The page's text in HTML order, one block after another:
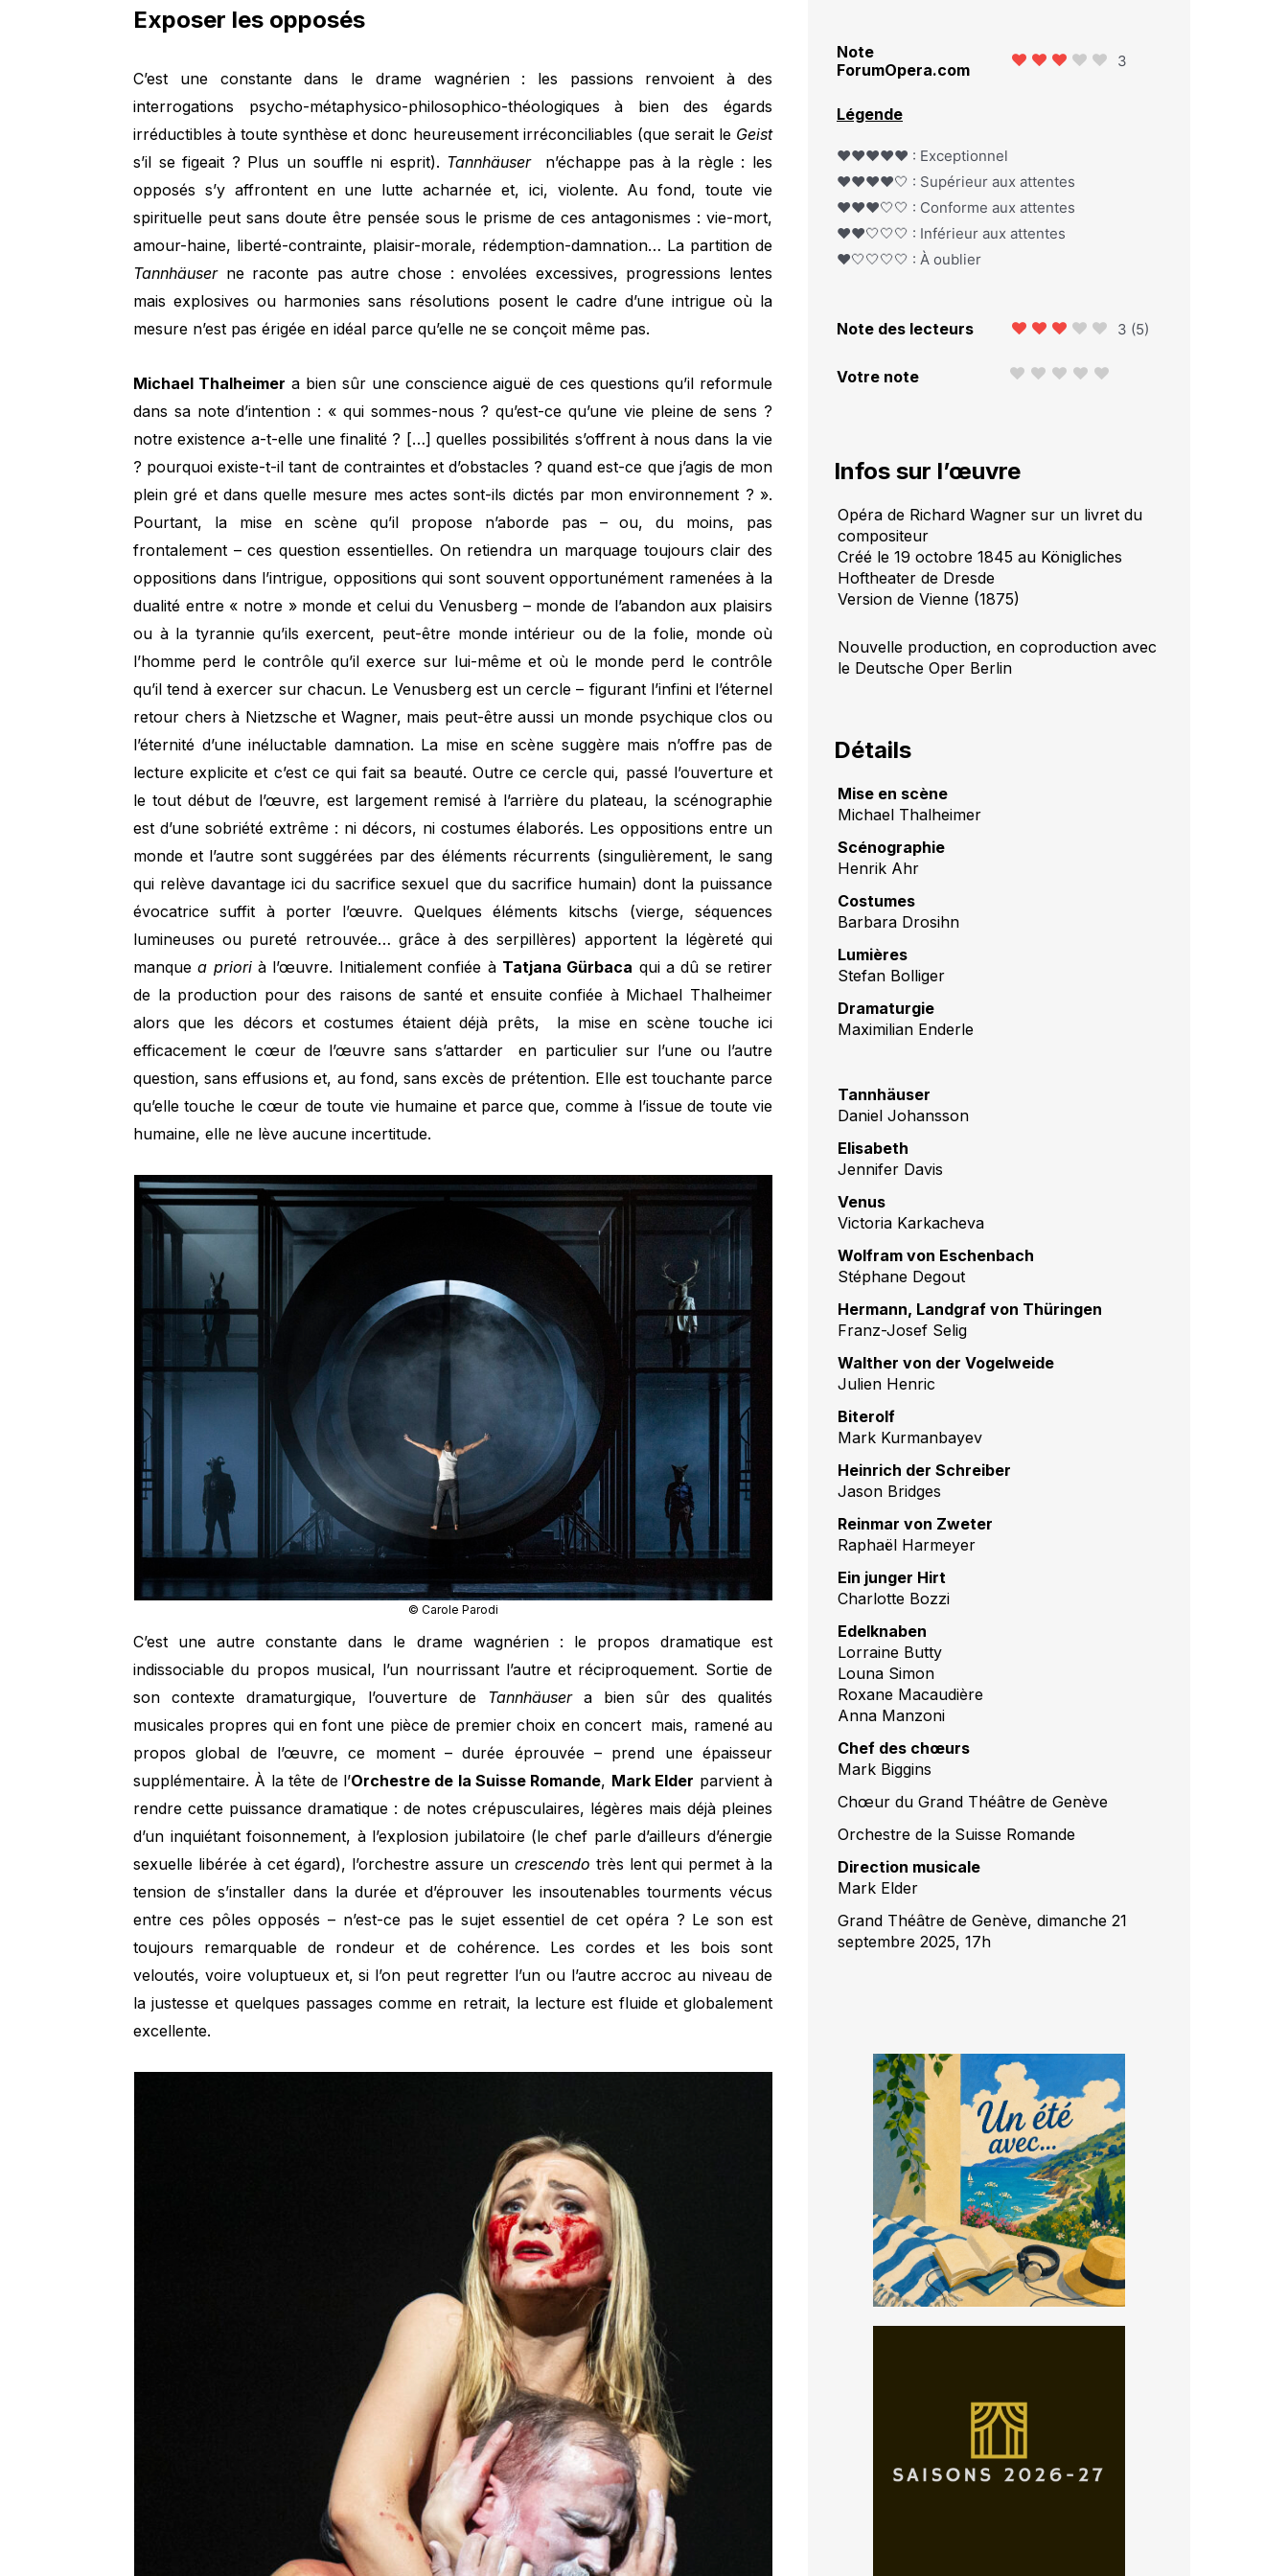
Exposer les opposés
C’est une constante dans le drame wagnérien : les passions renvoient à des
interrogations psycho-métaphysico-philosophico-théologiques à bien des égards
irréductibles à toute synthèse et donc heureusement irréconciliables (que serait le Geist
s’il se figeait ? Plus un souffle ni esprit). Tannhäuser
n’échappe pas à la règle : les
opposés s’y affrontent en une lutte acharnée et, ici, violente. Au fond, toute vie
spirituelle peut sans doute être pensée sous le prisme de ces antagonismes : vie-mort,
amour-haine, liberté-contrainte, plaisir-morale, rédemption-damnation… La partition de
Tannhäuserne raconte pas autre chose : envolées excessives, progressions lentes
mais explosives ou harmonies sans résolutions posent le cadre d’une intrigue où la
mesure n’est pas érigée en idéal parce qu’elle ne se conçoit même pas.
Michael Thalheimer a bien sûr une conscience aiguë de ces questions qu’il reformule
dans sa note d’intention : « qui sommes-nous ? qu’est-ce qu’une vie pleine de sens ?
notre existence a-t-elle une finalité ? […] quelles possibilités s’offrent à nous dans la vie
? pourquoi existe-t-il tant de contraintes et d’obstacles ? quand est-ce que j’agis de mon
plein gré et dans quelle mesure mes actes sont-ils dictés par mon environnement ? ».
Pourtant, la mise en scène qu’il propose n’aborde pas – ou, du moins, pas
frontalement – ces question essentielles. On retiendra un marquage toujours clair des
oppositions dans l’intrigue, oppositions qui sont souvent opportunément ramenées à la
dualité entre « notre » monde et celui du Venusberg – monde de l’abandon aux plaisirs
ou à la tyrannie qu’ils exercent, peut-être monde intérieur ou de la folie, monde où
l’homme perd le contrôle qu’il exerce sur lui-même et où le monde perd le contrôle
qu’il tend à exercer sur chacun. Le Venusberg est un cercle – figurant l’infini et l’éternel
retour chers à Nietzsche et Wagner, mais peut-être aussi un monde psychique clos ou
l’éternité d’une inéluctable damnation. La mise en scène suggère mais n’offre pas de
lecture explicite et c’est ce qui fait sa beauté. Outre ce cercle qui, passé l’ouverture et
le tout début de l’œuvre, est largement remisé à l’arrière du plateau, la scénographie
est d’une sobriété extrême : ni décors, ni costumes élaborés. Les oppositions entre un
monde et l’autre sont suggérées par des éléments récurrents (singulièrement, le sang
qui relève davantage ici du sacrifice sexuel que du sacrifice humain) dont la puissance
évocatrice suffit à porter l’œuvre. Quelques éléments kitschs (vierge, séquences
lumineuses ou pureté retrouvée… grâce à des serpillères) apportent la légèreté qui
manquea priorià l’œuvre. Initialement confiée à Tatjana Gürbaca qui a dû se retirer
de la production pour des raisons de santé et ensuite confiée à Michael Thalheimer
alors que les décors et costumes étaient déjà prêts, la mise en scène touche ici
efficacement le cœur de l’œuvre sans s’attarder en particulier sur l’une ou l’autre
question, sans effusions et, au fond, sans excès de prétention. Elle est touchante parce
qu’elle touche le cœur de toute vie humaine et parce que, comme à l’issue de toute vie
humaine, elle ne lève aucune incertitude.
© Carole Parodi
C’est une autre constante dans le drame wagnérien : le propos dramatique est
indissociable du propos musical, l’un nourrissant l’autre et réciproquement. Sortie de
son contexte dramaturgique, l’ouverture de Tannhäusera bien sûr des qualités
musicales propres qui en font une pièce de premier choix en concert mais, ramené au
propos global de l’œuvre, ce moment – durée éprouvée – prend une épaisseur
supplémentaire. À la tête de l’Orchestre de la Suisse Romande, Mark Elder parvient à
rendre cette puissance dramatique : de notes crépusculaires, légères mais déjà pleines
d’un inquiétant foisonnement, à l’explosion jubilatoire (le chef parle d’ailleurs d’énergie
sexuelle libérée à cet égard), l’orchestre assure un crescendo très lent qui permet à la
tension de s’installer dans la durée et d’éprouver les insoutenables tourments vécus
entre ces pôles opposés – n’est-ce pas le sujet essentiel de cet opéra ? Le son est
toujours remarquable de rondeur et de cohérence. Les cordes et les bois sont
veloutés, voire voluptueux et, si l’on peut regretter l’un ou l’autre accroc au niveau de
la justesse et quelques passages comme en retrait, la lecture est fluide et globalement
excellente.
Note
ForumOpera.com
3
Légende
❤️❤️❤️❤️❤️ : Exceptionnel
❤️❤️❤️❤️🤍 : Supérieur aux attentes
❤️❤️❤️🤍🤍 : Conforme aux attentes
❤️❤️🤍🤍🤍 : Inférieur aux attentes
❤️🤍🤍🤍🤍 : À oublier
Note des lecteurs 3 (5)
Votre note
Infos sur l’œuvre
Opéra de Richard Wagner sur un livret du
compositeur
Créé le 19 octobre 1845 au Königliches
Hoftheater de Dresde
Version de Vienne (1875)
Nouvelle production, en coproduction avec
le Deutsche Oper Berlin
Détails
Mise en scène
Michael Thalheimer
Scénographie
Henrik Ahr
Costumes
Barbara Drosihn
Lumières
Stefan Bolliger
Dramaturgie
Maximilian Enderle
Tannhäuser
Daniel Johansson
Elisabeth
Jennifer Davis
Venus
Victoria Karkacheva
Wolfram von Eschenbach
Stéphane Degout
Hermann, Landgraf von Thüringen
Franz-Josef Selig
Walther von der Vogelweide
Julien Henric
Biterolf
Mark Kurmanbayev
Heinrich der Schreiber
Jason Bridges
Reinmar von Zweter
Raphaël Harmeyer
Ein junger Hirt
Charlotte Bozzi
Edelknaben
Lorraine Butty
Louna Simon
Roxane Macaudière
Anna Manzoni
Chef des chœurs
Mark Biggins
Chœur du Grand Théâtre de Genève
Orchestre de la Suisse Romande
Direction musicale
Mark Elder
Grand Théâtre de Genève, dimanche 21
septembre 2025, 17h